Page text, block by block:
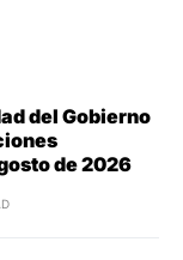
del Gobierno
de 2026